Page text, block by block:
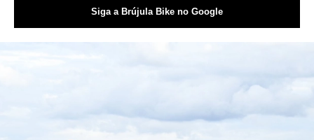
Siga a Brújula Bike no Google